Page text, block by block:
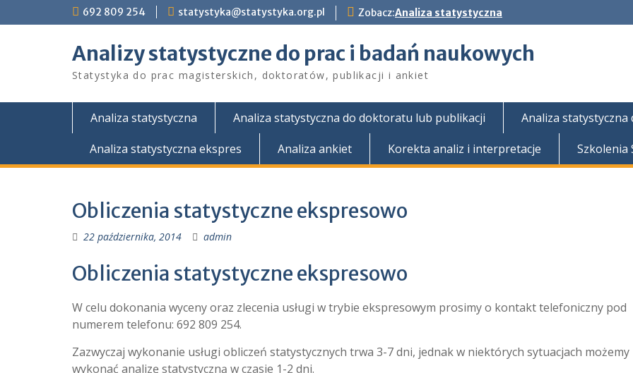
to
692 809 254 statystyka@statystyka.org.pl Zobacz:Analiza statystyczna
Analizy statystyczne do prac i badań naukowych
Statystyka do prac magisterskich, doktoratów, publikacji i ankiet
Analiza statystyczna Analiza statystyczna do doktoratu lub publikacji
Analiza
Analiza statystyczna ekspres
Analiza ankiet Korekta analiz i interpretacje Szkolenia
Obliczenia statystyczne ekspresowo
22 października, 2014 admin
Obliczenia statystyczneekspresowo
W celu dokonania wyceny oraz zlecenia usługi w trybie ekspresowym prosimy o kontakt telefoniczny pod
numerem telefonu: 692 809 254.
Zazwyczaj wykonanie usługi obliczeń statystycznych trwa 3-7 dni, jednak w niektórych sytuacjach możemy
wykonać analizę statystyczną w czasie 1-2 dni.